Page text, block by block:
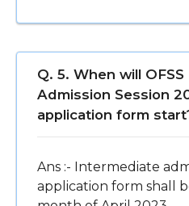
Q. 5. When will
Admission Session
application form
Ans :- Intermediate
application form shall